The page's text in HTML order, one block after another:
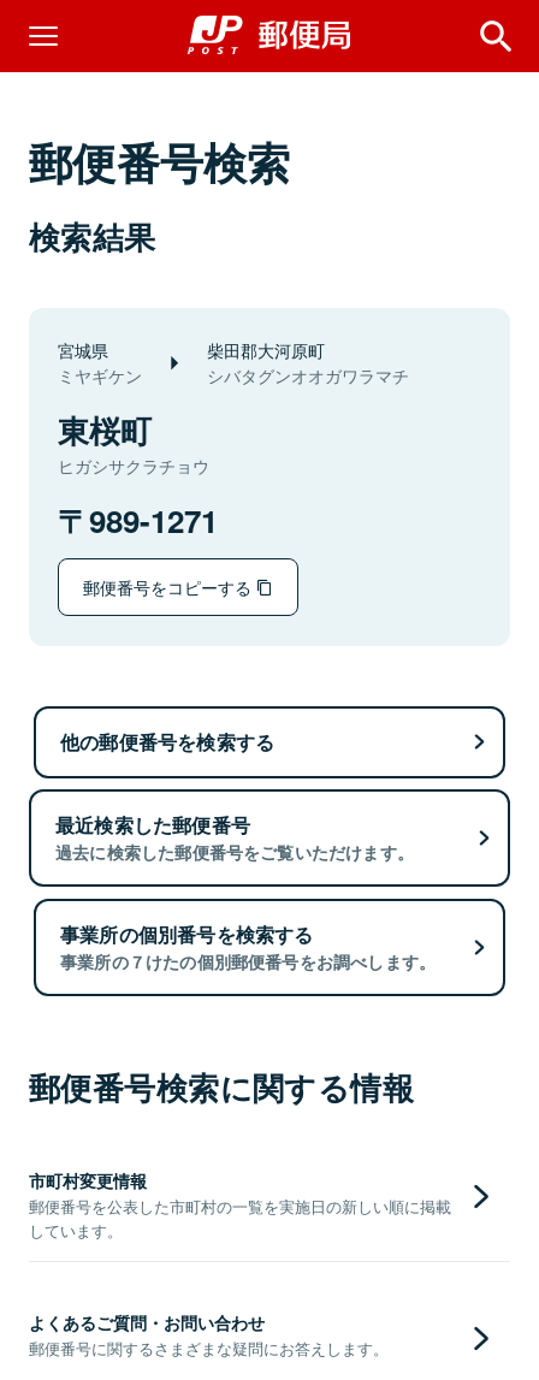
郵便番号検索
検索結果
宮城県
ミヤギケン
柴田郡大河原町
シバタグンオオガワラマチ
東桜町
ヒガシサクラチョウ
989-1271
郵便番号をコピーする
他の郵便番号を検索する
最近検索した郵便番号
過去に検索した郵便番号をご覧いただけます。
事業所の個別番号を検索する
事業所の７けたの個別郵便番号をお調べします。
郵便番号検索に関する情報
市町村変更情報
郵便番号を公表した市町村の一覧を実施日の新しい順に掲載
しています。
よくあるご質問・お問い合わせ
郵便番号に関するさまざまな疑問にお答えします。